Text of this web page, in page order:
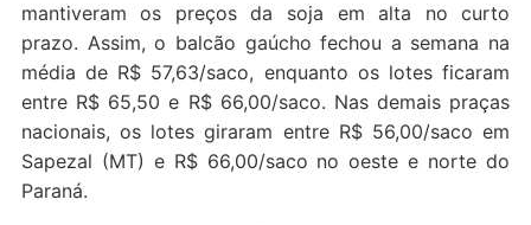
mantiveram os preços da soja em alta no curto
prazo. Assim, o balcão gaúcho fechou a semana na
média de R$ 57,63/saco, enquanto os lotes ficaram
entre R$ 65,50 e R$ 66,00/saco. Nas demais praças
nacionais, os lotes giraram entre R$ 56,00/saco em
Sapezal (MT) e R$ 66,00/saco no oeste e norte do
Paraná.